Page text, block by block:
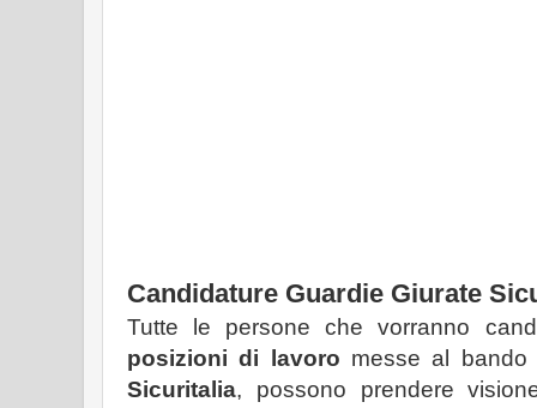
Candidature Guardie Giurate
Tutte le persone che vorranno
posizioni di lavoro messe al
Sicuritalia, possono prendere